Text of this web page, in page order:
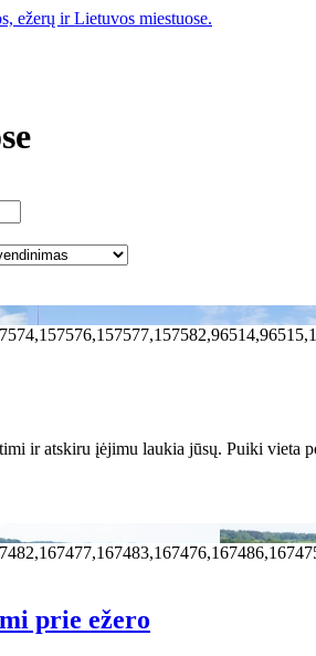
ir atskiru įėjimu laukia jūsų. Puiki vieta
prie ežero